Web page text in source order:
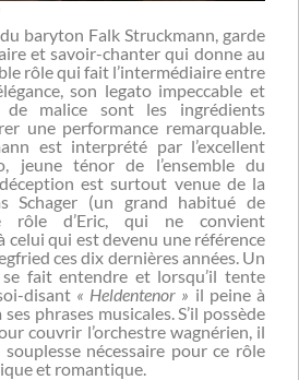
baryton Falk Struckmann, garde
et savoir-chanter qui donne au
rôle qui fait l’intermédiaire entre
son legato impeccable et
de malice sont les ingrédients
une performance remarquable.
est interprété par l’excellent
jeune ténor de l’ensemble du
est surtout venue de la
Schager (un grand habitué de
rôle d’Eric, qui ne convient
celui qui est devenu une référence
ces dix dernières années. Un
fait entendre et lorsqu’il tente
disant « Heldentenor » il peine à
phrases musicales. S’il possède
couvrir l’orchestre wagnérien, il
souplesse nécessaire pour ce rôle
et romantique.